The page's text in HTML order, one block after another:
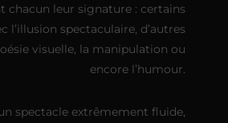
chacun leur signature : certains
l’illusion spectaculaire, d’autres
visuelle, la manipulation ou
encore l’humour.
spectacle extrêmement fluide,